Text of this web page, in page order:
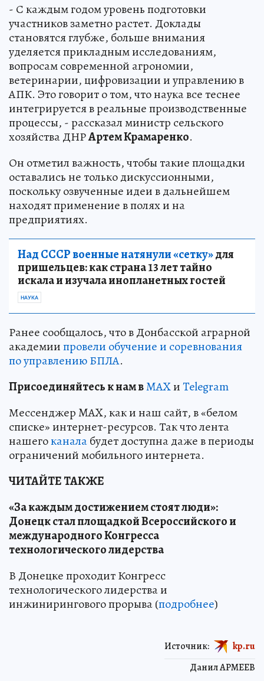
- С каждым годом уровень подготовки
участников заметно растет. Доклады
становятся глубже, больше внимания
уделяется прикладным исследованиям,
вопросам современной агрономии,
ветеринарии, цифровизации и управлению в
АПК. Это говорит о том, что наука все теснее
интегрируется в реальные производственные
процессы, - рассказал министр сельского
хозяйства ДНРАртем Крамаренко.
Он отметил важность, чтобы такие площадки
оставались не только дискуссионными,
поскольку озвученные идеи в дальнейшем
находят применение в полях и на
предприятиях.
Над СССР военные натянули «сетку»для
пришельцев: как страна 13 лет тайно
искала и изучала инопланетных гостей
НАУКА
Ранее сообщалось, что в Донбасской аграрной
академиипровели обучение и соревнования
по управлению БПЛА.
Присоединяйтесь к нам вMAXиTelegram
Мессенджер MAX, как и наш сайт, в «белом
списке» интернет-ресурсов. Так что лента
нашегоканалабудет доступна даже в периоды
ограничений мобильного интернета.
ЧИТАЙТЕ ТАКЖЕ
«За каждым достижением стоят люди»:
Донецк стал площадкой Всероссийского и
международного Конгресса
технологического лидерства
В Донецке проходит Конгресс
технологического лидерства и
инжинирингового прорыва (подробнее)
Данил АРМЕЕВ
Источник: kp.ru